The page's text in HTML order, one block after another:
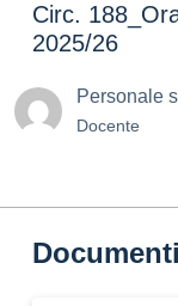
Circ.
2025/26
Personale
Docente
Documenti